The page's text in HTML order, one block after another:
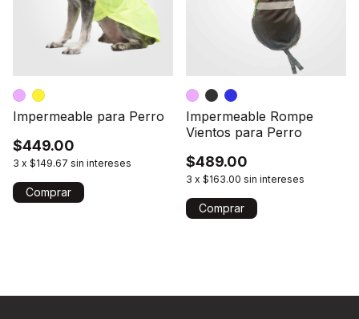
Impermeable para Perro
$449.00
3 x $149.67 sin intereses
Comprar
Impermeable Rompe
Vientos para Perro
$489.00
3 x $163.00 sin intereses
Comprar